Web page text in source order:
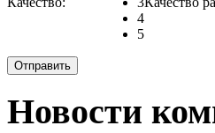
4
5
Новости